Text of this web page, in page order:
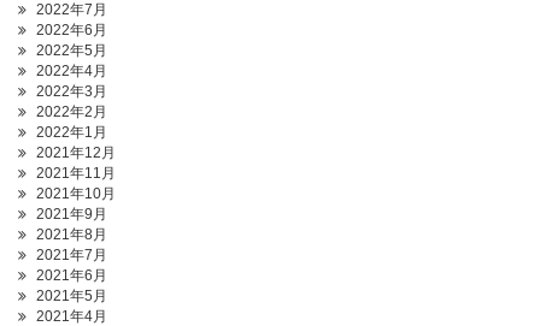
2022年7月
2022年6月
2022年5月
2022年4月
2022年3月
2022年2月
2022年1月
2021年12月
2021年11月
2021年10月
2021年9月
2021年8月
2021年7月
2021年6月
2021年5月
2021年4月